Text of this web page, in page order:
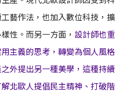
藝作法，也加入數位科技，擴
性。而另一方面， 設計師也重
主義的思考，轉變為個人風格
外提出另一種美學，這種持續
北歐人提倡民主精神、打破階